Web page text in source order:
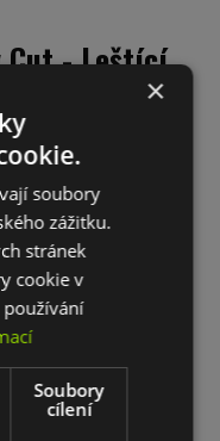
Cut - Leštící
laky automobilů.
×
soubory
zážitku.
stránek
cookie v
používání
Soubory
cílení